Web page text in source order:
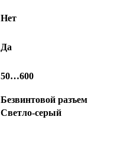
Нет
Да
50…600
Безвинтовой разъем
Светло-серый